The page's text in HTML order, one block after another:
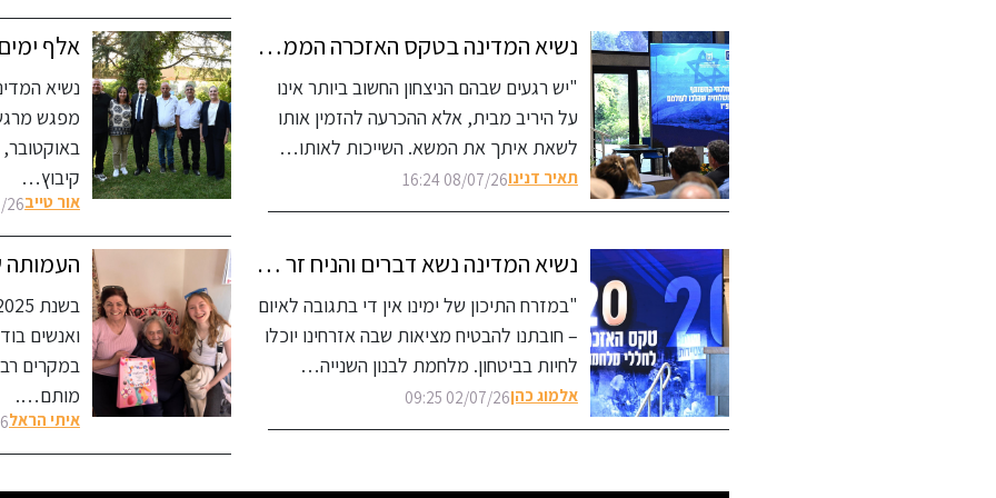
נשיא המדינה בטקס האזכרה הממלכתי לנשיאי ישראל ולראשי ממשלותיה שהלכו לעולמם
"יש רגעים שבהם הניצחון החשוב ביותר אינו
על היריב מבית, אלא ההכרעה להזמין אותו
לשאת איתך את המשא. השייכות לאותו…
תאיר דנינו08/07/26 16:24
נשיא
מפגש
קיבוץ…
אור טייב
נשיא המדינה נשא דברים והניח זר בטקס האזכרה הממלכתי לזכר חללי מלחמת לבנון השנייה
"במזרח התיכון של ימינו אין די בתגובה לאיום
– חובתנו להבטיח מציאות שבה אזרחינו יוכלו
לחיות בביטחון. מלחמת לבנון השנייה…
אלמוג כהן02/07/26 09:25
ואנשים
במקרים
מותם….
איתי הראל